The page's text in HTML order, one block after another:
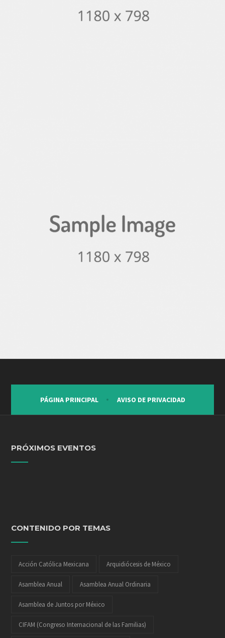
PÁGINA PRINCIPAL AVISO DE PRIVACIDAD
PRÓXIMOS EVENTOS
CONTENIDO POR TEMAS
Acción Católica Mexicana Arquidiócesis de México
Asamblea Anual Asamblea Anual Ordinaria
Asamblea de Juntos por México
CIFAM (Congreso Internacional de las Familias)